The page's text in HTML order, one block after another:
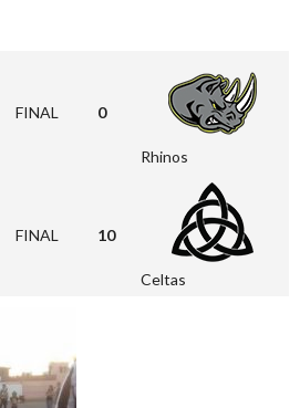
FINAL 0
Rhinos
FINAL 10
Celtas